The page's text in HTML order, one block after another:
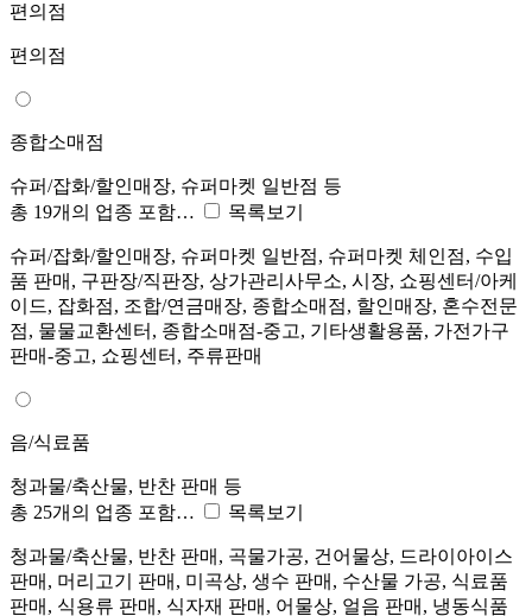
편의점
편의점
종합소매점
슈퍼/잡화/할인매장, 슈퍼마켓 일반점 등
총 19개의 업종 포함…
목록보기
슈퍼/잡화/할인매장, 슈퍼마켓 일반점, 슈퍼마켓 체인점, 수입
품 판매, 구판장/직판장, 상가관리사무소, 시장, 쇼핑센터/아케
이드, 잡화점, 조합/연금매장, 종합소매점, 할인매장, 혼수전문
점, 물물교환센터, 종합소매점-중고, 기타생활용품, 가전가구
판매-중고, 쇼핑센터, 주류판매
음/식료품
청과물/축산물, 반찬 판매 등
총 25개의 업종 포함…
목록보기
청과물/축산물, 반찬 판매, 곡물가공, 건어물상, 드라이아이스
판매, 머리고기 판매, 미곡상, 생수 판매, 수산물 가공, 식료품
판매, 식용류 판매, 식자재 판매, 어물상, 얼음 판매, 냉동식품